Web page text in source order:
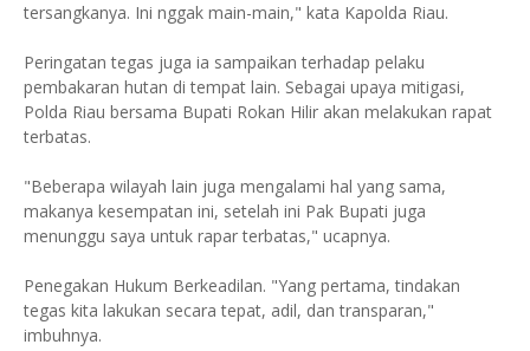
tersangkanya. Ini nggak main-main," kata Kapolda Riau.
Peringatan tegas juga ia sampaikan terhadap pelaku
pembakaran hutan di tempat lain. Sebagai upaya mitigasi,
Polda Riau bersama Bupati Rokan Hilir akan melakukan rapat
terbatas.
"Beberapa wilayah lain juga mengalami hal yang sama,
makanya kesempatan ini, setelah ini Pak Bupati juga
menunggu saya untuk rapar terbatas," ucapnya.
Penegakan Hukum Berkeadilan. "Yang pertama, tindakan
tegas kita lakukan secara tepat, adil, dan transparan,"
imbuhnya.